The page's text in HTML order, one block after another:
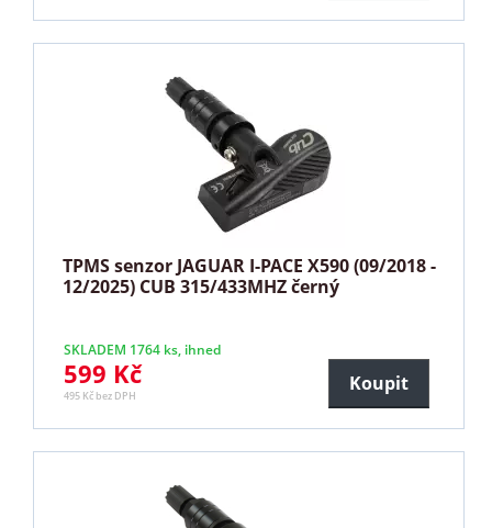
TPMS senzor JAGUAR I-PACE X590 (09/2018 -
12/2025) CUB 315/433MHZ černý
SKLADEM 1764 ks, ihned
599 Kč
495 Kč bez DPH
Koupit